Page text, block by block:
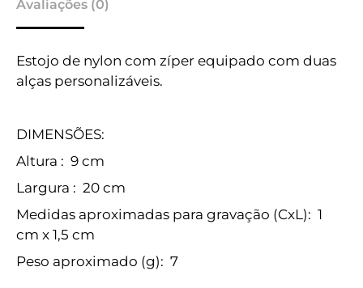
Avaliações (0)
Estojo de nylon com zíper equipado com duas
alças personalizáveis.
DIMENSÕES:
Altura : 9 cm
Largura : 20 cm
Medidas aproximadas para gravação (CxL): 1
cm x 1,5 cm
Peso aproximado (g): 7